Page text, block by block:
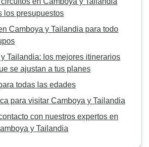
sobre sus
fuera fluido y sin
tuvimos una
La
atención al
y el equipo de
que nuestro
especial. Su
los presupuestos
Camboya y Tailandia para todo
Tailandia: los mejores itinerarios
se ajustan a tus planes
todas las edades
para visitar Camboya y Tailandia
con nuestros expertos en
y Tailandia